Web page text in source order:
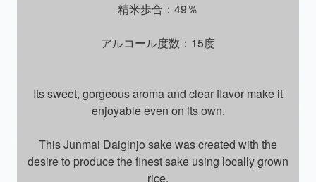
精米歩合：49％
アルコール度数：15度
Its sweet, gorgeous aroma and clear flavor make it
enjoyable even on its own.
This Junmai Daiginjo sake was created with the
desire to produce the finest sake using locally grown
rice.